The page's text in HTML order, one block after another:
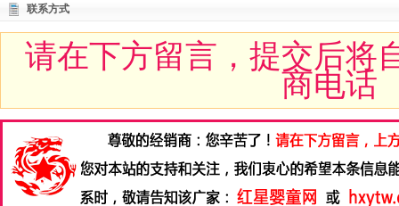
联系方式
请在下方留言，提交后将
商电话